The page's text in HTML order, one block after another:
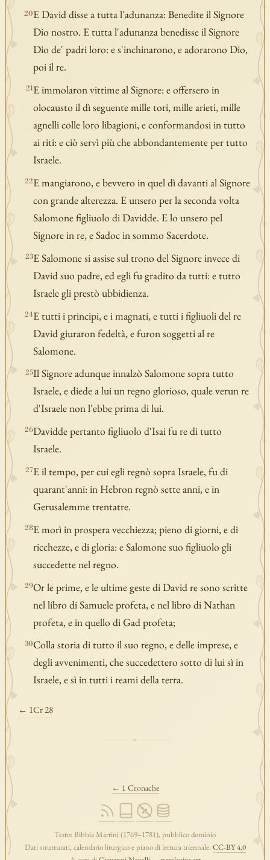
20E David disse a tutta l'adunanza: Benedite il Signore
Dio nostro. E tutta l'adunanza benedisse il Signore
Dio de' padri loro: e s'inchinarono, e adorarono Dio,
poi il re.
21E immolaron vittime al Signore: e offersero in
olocausto il dì seguente mille tori, mille arieti, mille
agnelli colle loro libagioni, e conformandosi in tutto
ai riti: e ciò servì più che abbondantemente per tutto
Israele.
22E mangiarono, e bevvero in quel dì davanti al Signore
con grande alterezza. E unsero per la seconda volta
Salomone figliuolo di Davidde. E lo unsero pel
Signore in re, e Sadoc in sommo Sacerdote.
23E Salomone si assise sul trono del Signore invece di
David suo padre, ed egli fu gradito da tutti: e tutto
Israele gli prestò ubbidienza.
24E tutti i principi, e i magnati, e tutti i figliuoli del re
David giuraron fedeltà, e furon soggetti al re
Salomone.
25Il Signore adunque innalzò Salomone sopra tutto
Israele, e diede a lui un regno glorioso, quale verun re
d'Israele non l'ebbe prima di lui.
26Davidde pertanto figliuolo d'Isai fu re di tutto
Israele.
27E il tempo, per cui egli regnò sopra Israele, fu di
quarant'anni: in Hebron regnò sette anni, e in
Gerusalemme trentatre.
28E morì in prospera vecchiezza; pieno di giorni, e di
ricchezze, e di gloria: e Salomone suo figliuolo gli
succedette nel regno.
29Or le prime, e le ultime geste di David re sono scritte
nel libro di Samuele profeta, e nel libro di Nathan
profeta, e in quello di Gad profeta;
30Colla storia di tutto il suo regno, e delle imprese, e
degli avvenimenti, che succedettero sotto di lui sì in
Israele, e sì in tutti i reami della terra.
← 1Cr 28
← 1 Cronache
Testo: Bibbia Martini (1769–1781), pubblico dominio
Dati strutturati, calendario liturgico e piano di lettura triennale: CC-BY 4.0